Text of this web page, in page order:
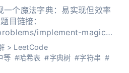
一个魔法字典：易实现但效率
目链接：
implement-magic-
单词列表进行初始化的数据
互不相同 。 如果给出一个
个单词中一个字母换成另一
> LeetCode
等 #哈希表 #字典树 #字符串 #